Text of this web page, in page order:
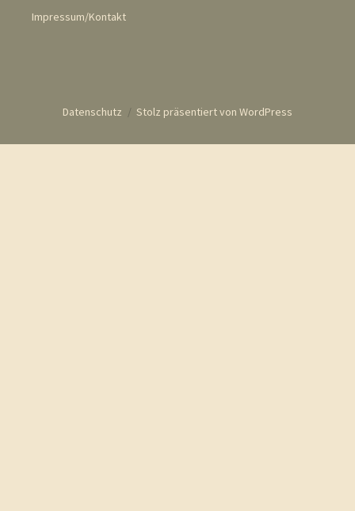
Impressum/Kontakt
Datenschutz Stolz präsentiert von WordPress